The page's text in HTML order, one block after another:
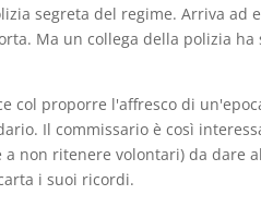
segreta del regime. Arriva ad
Ma un collega della polizia ha
col proporre l'affresco di
Il commissario è così
non ritenere volontari) da dare
i suoi ricordi.